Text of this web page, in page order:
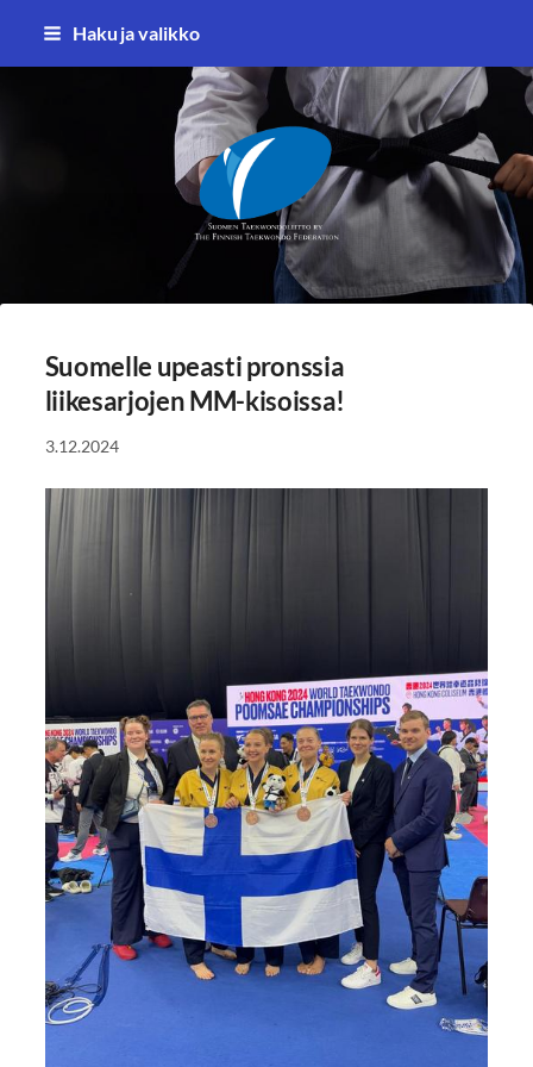
Siirry
Haku ja valikko
Suomen Taekwondoliitto ry
Suomelle upeasti pronssia
liikesarjojen MM-kisoissa!
3.12.2024